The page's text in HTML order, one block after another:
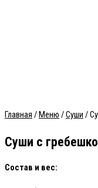
Главная /Меню /Суши /
Суши с
Состав и вес: